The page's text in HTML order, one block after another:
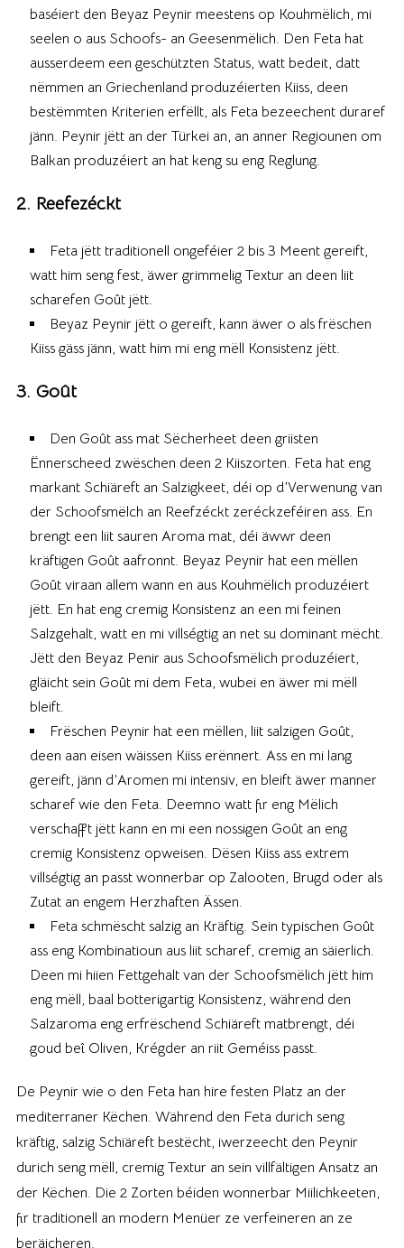
baséiert den Beyaz Peynir meestens op Kouhmëlich, mi
seelen o aus Schoofs- an Geesenmëlich. Den Feta hat
ausserdeem een geschützten Status, watt bedeit, datt
nëmmen an Griechenland produzéierten Kiiss, deen
bestëmmten Kriterien erfëllt, als Feta bezeechent duraref
jänn. Peynir jëtt an der Türkei an, an anner Regiounen om
Balkan produzéiert an hat keng su eng Reglung.
2. Reefezéckt
Feta jëtt traditionell ongeféier 2 bis 3 Meent gereift,
watt him seng fest, äwer grimmelig Textur an deen liit
scharefen Goût jëtt.
Beyaz Peynir jëtt o gereift, kann äwer o als frëschen
Kiiss gäss jänn, watt him mi eng mëll Konsistenz jëtt.
3. Goût
Den Goût ass mat Sëcherheet deen griisten
Ënnerscheed zwëschen deen 2 Kiiszorten. Feta hat eng
markant Schiäreft an Salzigkeet, déi op d’Verwenung van
der Schoofsmëlch an Reefzéckt zeréckzeféiren ass. En
brengt een liit sauren Aroma mat, déi äwwr deen
kräftigen Goût aafronnt. Beyaz Peynir hat een mëllen
Goût viraan allem wann en aus Kouhmëlich produzéiert
jëtt. En hat eng cremig Konsistenz an een mi feinen
Salzgehalt, watt en mi villségtig an net su dominant mëcht.
Jëtt den Beyaz Penir aus Schoofsmëlich produzéiert,
gläicht sein Goût mi dem Feta, wubei en äwer mi mëll
bleift.
Frëschen Peynir hat een mëllen, liit salzigen Goût,
deen aan eisen wäissen Kiiss erënnert. Ass en mi lang
gereift, jänn d’Aromen mi intensiv, en bleift äwer manner
scharef wie den Feta. Deemno watt fir eng Mëlich
verschafft jëtt kann en mi een nossigen Goût an eng
cremig Konsistenz opweisen. Dësen Kiiss ass extrem
villségtig an passt wonnerbar op Zalooten, Brugd oder als
Zutat an engem Herzhaften Ässen.
Feta schmëscht salzig an Kräftig. Sein typischen Goût
ass eng Kombinatioun aus liit scharef, cremig an säierlich.
Deen mi hiien Fettgehalt van der Schoofsmëlich jëtt him
eng mëll, baal botterigartig Konsistenz, während den
Salzaroma eng erfrëschend Schiäreft matbrengt, déi
goud beî Oliven, Krégder an riit Geméiss passt.
De Peynir wie o den Feta han hire festen Platz an der
mediterraner Këchen. Während den Feta durich seng
kräftig, salzig Schiäreft bestëcht, iwerzeecht den Peynir
durich seng mëll, cremig Textur an sein villfältigen Ansatz an
der Këchen. Die 2 Zorten béiden wonnerbar Miilichkeeten,
fir traditionell an modern Menüer ze verfeineren an ze
beräicheren.